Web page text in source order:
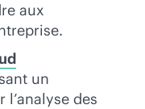
aux
un
l’analyse des